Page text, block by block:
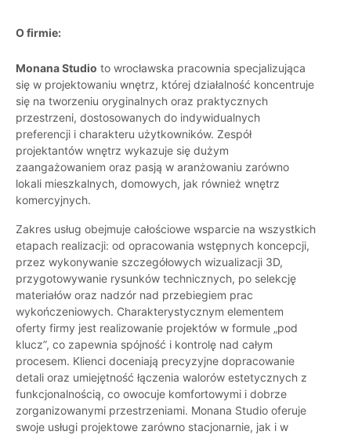
O firmie:
Monana Studio to wrocławska pracownia specjalizująca
się w projektowaniu wnętrz, której działalność koncentruje
się na tworzeniu oryginalnych oraz praktycznych
przestrzeni, dostosowanych do indywidualnych
preferencji i charakteru użytkowników. Zespół
projektantów wnętrz wykazuje się dużym
zaangażowaniem oraz pasją w aranżowaniu zarówno
lokali mieszkalnych, domowych, jak również wnętrz
komercyjnych.
Zakres usług obejmuje całościowe wsparcie na wszystkich
etapach realizacji: od opracowania wstępnych koncepcji,
przez wykonywanie szczegółowych wizualizacji 3D,
przygotowywanie rysunków technicznych, po selekcję
materiałów oraz nadzór nad przebiegiem prac
wykończeniowych. Charakterystycznym elementem
oferty firmy jest realizowanie projektów w formule „pod
klucz”, co zapewnia spójność i kontrolę nad całym
procesem. Klienci doceniają precyzyjne dopracowanie
detali oraz umiejętność łączenia walorów estetycznych z
funkcjonalnością, co owocuje komfortowymi i dobrze
zorganizowanymi przestrzeniami. Monana Studio oferuje
swoje usługi projektowe zarówno stacjonarnie, jak i w